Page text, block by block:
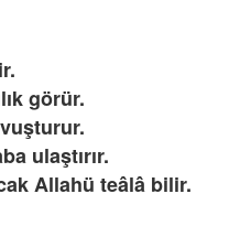
görür.
ulaştırır.
Allahü teâlâ bilir.